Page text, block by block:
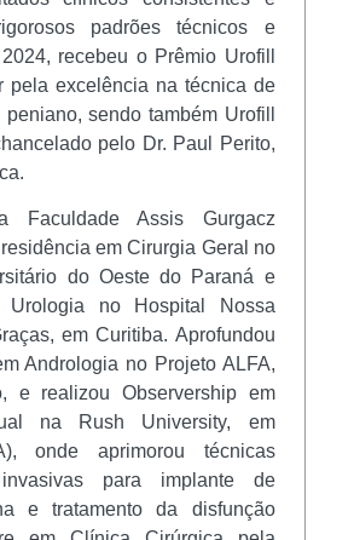
padrões técnicos e
recebeu o Prêmio Urofill
pela excelência na técnica de
sendo também Urofill
pelo Dr. Paul Perito,
Faculdade Assis Gurgacz
em Cirurgia Geral no
do Oeste do Paraná e
Urologia no Hospital Nossa
em Curitiba. Aprofundou
Andrologia no Projeto ALFA,
e realizou Observership em
na Rush University, em
onde aprimorou técnicas
invasivas para implante de
e tratamento da disfunção